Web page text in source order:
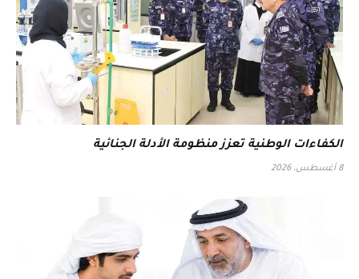
الكفاءات الوطنية تعزز منظومة الأدلة الجنائية
8 أغسطس، 2026